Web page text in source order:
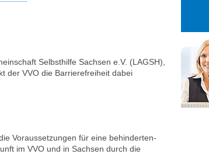
Selbsthilfe Sachsen e.V. (LAGSH),
der VVO die Barrierefreiheit dabei
Voraussetzungen für eine behinderten­
im VVO und in Sachsen durch die
12
19
25 26
1 2